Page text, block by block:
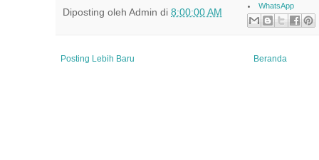
Diposting oleh Admin di 8:00:00 AM
WhatsApp
Posting Lebih Baru Beranda